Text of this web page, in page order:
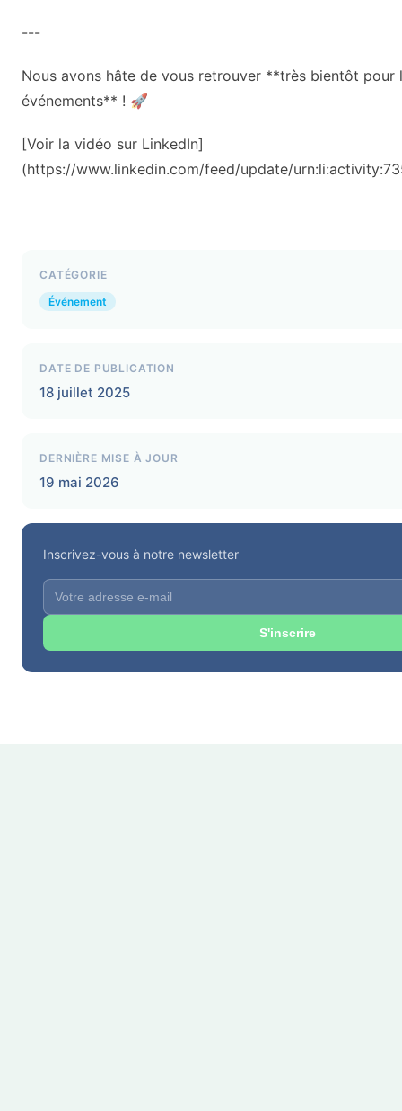
---
Nous avons hâte de vous retrouver **très bientôt pour
événements** ! 🚀
[Voir la vidéo sur LinkedIn]
(https://www.linkedin.com/feed/update/
CATÉGORIE
Événement
DATE DE PUBLICATION
18 juillet 2025
DERNIÈRE MISE À JOUR
19 mai 2026
Inscrivez-vous à notre newsletter
S'inscrire